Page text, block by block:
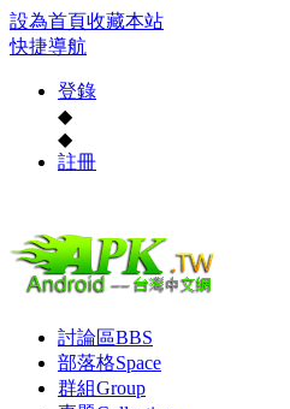
設為首頁收藏本站
快捷導航
登錄
◆
◆
註冊
討論區BBS
部落格Space
群組Group